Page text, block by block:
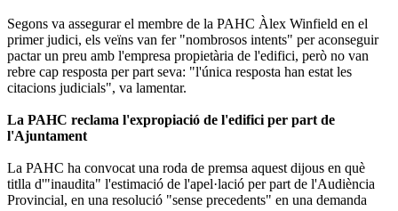
Segons va assegurar el membre de la PAHC Àlex Winfield en el
primer judici, els veïns van fer "nombrosos intents" per aconseguir
pactar un preu amb l'empresa propietària de l'edifici, però no van
rebre cap resposta per part seva: "l'única resposta han estat les
citacions judicials", va lamentar.
La PAHC reclama l'expropiació de l'edifici per part de
l'Ajuntament
La PAHC ha convocat una roda de premsa aquest dijous en què
titlla d'"inaudita" l'estimació de l'apel·lació per part de l'Audiència
Provincial, en una resolució "sense precedents" en una demanda